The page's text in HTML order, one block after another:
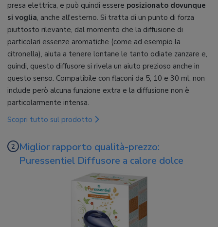
presa elettrica, e può quindi essere posizionato dovunque
si voglia, anche all'esterno. Si tratta di un punto di forza
piuttosto rilevante, dal momento che la diffusione di
particolari essenze aromatiche (come ad esempio la
citronella), aiuta a tenere lontane le tanto odiate zanzare e,
quindi, questo diffusore si rivela un aiuto prezioso anche in
questo senso. Compatibile con flaconi da 5, 10 e 30 ml, non
include però alcuna funzione extra e la diffusione non è
particolarmente intensa.
Scopri tutto sul prodotto
Miglior rapporto qualità-prezzo:
Puressentiel Diffusore a calore dolce